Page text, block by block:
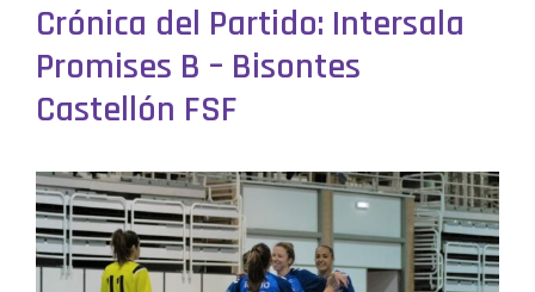
Crónica del Partido: Intersala
Promises B – Bisontes
Castellón FSF